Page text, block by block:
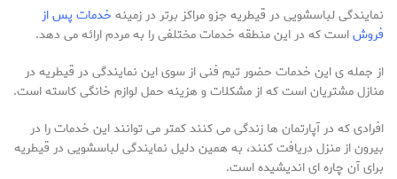
نمایندگی لباسشویی در قیطریه جزو مراکز برتر در زمینه خدمات پس از
فروشاست که در این منطقه خدمات مختلفی را به مردم ارائه می دهد.
از جمله ی این خدمات حضور تیم فنی از سوی این نمایندگی در قیطریه در
منازل مشتریان است که از مشکلات و هزینه حمل لوازم خانگی کاسته است.
افرادی که در آپارتمان ها زندگی می کنند کمتر می توانند این خدمات را در
بیرون از منزل دریافت کنند، به همین دلیل نمایندگی لباسشویی در قیطریه
برای آن چاره ای اندیشیده است.